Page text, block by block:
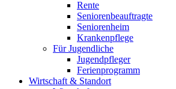
Rente
Seniorenbeauftragte
Seniorenheim
Krankenpflege
Für Jugendliche
Jugendpfleger
Ferienprogramm
Wirtschaft & Standort